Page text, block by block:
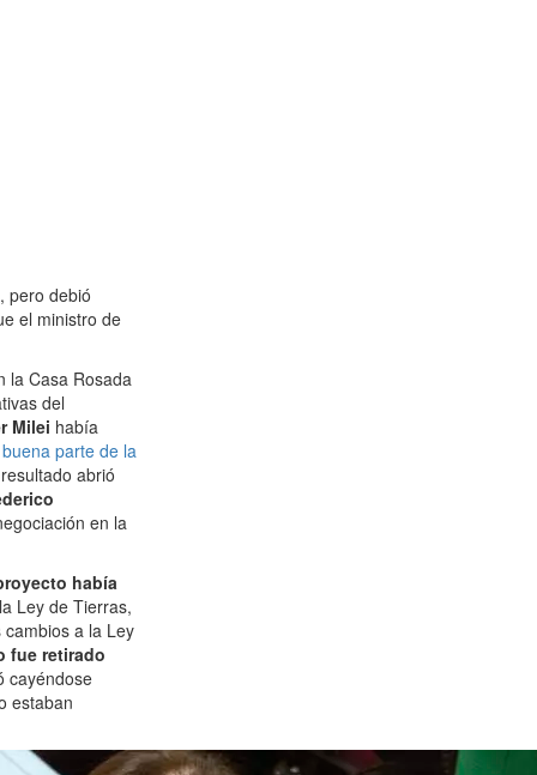
pero debió
el ministro de
la Casa Rosada
del
Milei había
parte de la
abrió
en la
había
Ley de Tierras,
a la Ley
fue retirado
cayéndose
estaban